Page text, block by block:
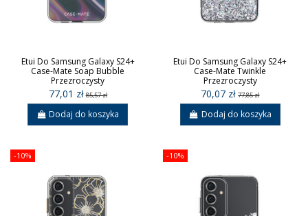
Etui Do Samsung Galaxy S24+
Case-Mate Soap Bubble
Przezroczysty
77,01 zł85,57 zł
Dodaj do koszyka
Etui Do Samsung Galaxy S24+
Case-Mate Twinkle
Przezroczysty
70,07 zł77,85 zł
Dodaj do koszyka
-10% -10%